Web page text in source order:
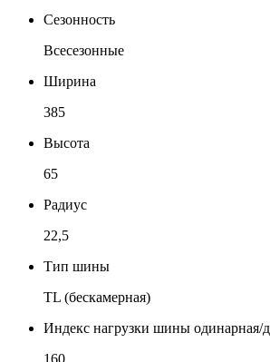
Сезонность
Всесезонные
Ширина
385
Высота
65
Радиус
22,5
Тип шины
TL (бескамерная)
Индекс нагрузки шины одинарная/
160